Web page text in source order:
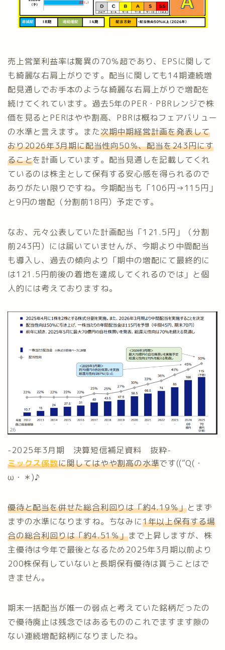
売上営業利益率は驚異の70％超であり、EPSに関して
も綺麗な右肩上がりです。配当に関しても14期連続増
配見通しでお手本のような綺麗な右肩上がりで増配を
続けてくれています。過去5年のPER・PBRレンジで株
価を見るとPERはやや割高、PBRは概ねフェアバリュー
の水準と言えます。また次期中期経営計画を発表して
おり2026年3月期に配当性向50％、配当を243円にす
ることを計画しています。配当見通しを記載してくれ
ているのは株主として保有する安心感を得られるので
ありがたい限りですね。今期配当も「106円→115円」
と9円の増配（分割前18円）予定です。
なお、元々公表していた計画配当「121.5円」（分割
前243円）には届いていませんが、今期より中間配当
も導入し、過去の傾向より「期中の増配にて最終的に
は121.5円前後の着地を達成してくれるのでは」と個
人的には考えておりますね。
-2025年3月期 決算短信補足資料 抜粋-
ミックス係数に関してはやや割高の水準です((“Q(・
ω・＊)♪
優待と配当を併せた総合利回りは「約4.19％」とまず
まずの水準になりますね。ちなみに1年以上保有する場
合の総合利回りは「約4.51％」まで上昇しますが、株
主優待は今年で最後となるため2025年3月期以前より
200株保有していないと長期保有優待は貰うことはで
きません。
期末一括配当が唯一の弱点と考えていた銘柄だったの
で優待廃止は残念ではあるもののこれでますます隙の
ない連続増配銘柄になりましたね。